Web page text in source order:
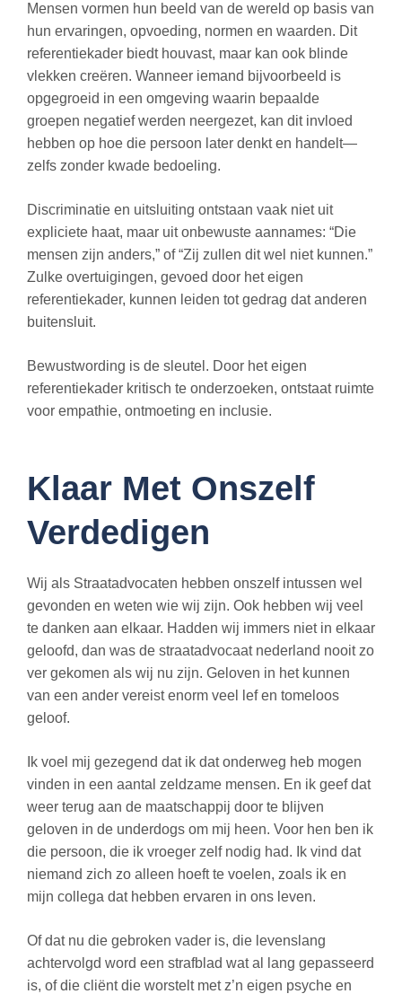
Mensen vormen hun beeld van de wereld op basis van
hun ervaringen, opvoeding, normen en waarden. Dit
referentiekader biedt houvast, maar kan ook blinde
vlekken creëren. Wanneer iemand bijvoorbeeld is
opgegroeid in een omgeving waarin bepaalde
groepen negatief werden neergezet, kan dit invloed
hebben op hoe die persoon later denkt en handelt—
zelfs zonder kwade bedoeling.
Discriminatie en uitsluiting ontstaan vaak niet uit
expliciete haat, maar uit onbewuste aannames: “Die
mensen zijn anders,” of “Zij zullen dit wel niet kunnen.”
Zulke overtuigingen, gevoed door het eigen
referentiekader, kunnen leiden tot gedrag dat anderen
buitensluit.
Bewustwording is de sleutel. Door het eigen
referentiekader kritisch te onderzoeken, ontstaat ruimte
voor empathie, ontmoeting en inclusie.
Klaar Met Onszelf
Verdedigen
Wij als Straatadvocaten hebben onszelf intussen wel
gevonden en weten wie wij zijn. Ook hebben wij veel
te danken aan elkaar. Hadden wij immers niet in elkaar
geloofd, dan was de straatadvocaat nederland nooit zo
ver gekomen als wij nu zijn. Geloven in het kunnen
van een ander vereist enorm veel lef en tomeloos
geloof.
Ik voel mij gezegend dat ik dat onderweg heb mogen
vinden in een aantal zeldzame mensen. En ik geef dat
weer terug aan de maatschappij door te blijven
geloven in de underdogs om mij heen. Voor hen ben ik
die persoon, die ik vroeger zelf nodig had. Ik vind dat
niemand zich zo alleen hoeft te voelen, zoals ik en
mijn collega dat hebben ervaren in ons leven.
Of dat nu die gebroken vader is, die levenslang
achtervolgd word een strafblad wat al lang gepasseerd
is, of die cliënt die worstelt met z’n eigen psyche en